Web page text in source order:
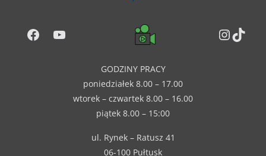
Facebook
YouTube
GODZINY PRACY
poniedziałek 8.00 – 17.00
wtorek – czwartek 8.00 – 16.00
piątek 8.00 – 15:00
ul. Rynek – Ratusz 41
06-100 Pułtusk